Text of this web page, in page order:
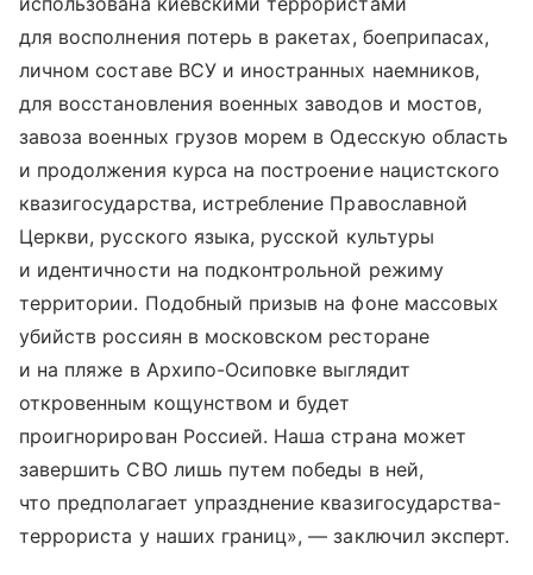
для восполнения потерь в ракетах, боеприпасах,
личном составе ВСУ и иностранных наемников,
для восстановления военных заводов и мостов,
завоза военных грузов морем в Одесскую область
и продолжения курса на построение нацистского
квазигосударства, истребление Православной
Церкви, русского языка, русской культуры
и идентичности на подконтрольной режиму
территории. Подобный призыв на фоне массовых
убийств россиян в московском ресторане
и на пляже в Архипо-Осиповке выглядит
откровенным кощунством и будет
проигнорирован Россией. Наша страна может
завершить СВО лишь путем победы в ней,
что предполагает упразднение квазигосударства-
террориста у наших границ», — заключил эксперт.